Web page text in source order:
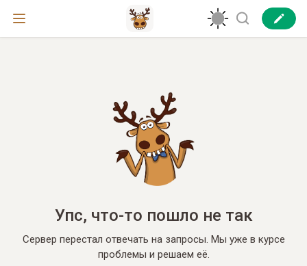
Упс, что-то пошло не так
Сервер перестал отвечать на запросы. Мы уже в курсе
проблемы и решаем её.